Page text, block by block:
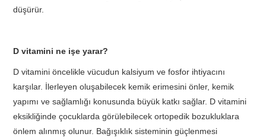
düşürür.
D vitamini ne işe yarar?
D vitamini öncelikle vücudun kalsiyum ve fosfor ihtiyacını
karşılar. İlerleyen oluşabilecek kemik erimesini önler, kemik
yapımı ve sağlamlığı konusunda büyük katkı sağlar. D vitamini
eksikliğinde çocuklarda görülebilecek ortopedik bozukluklara
önlem alınmış olunur. Bağışıklık sisteminin güçlenmesi